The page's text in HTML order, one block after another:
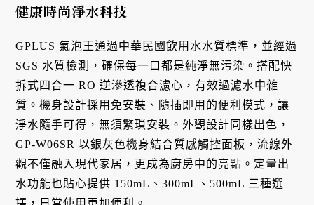
健康時尚淨水科技
GPLUS 氣泡王通過中華民國飲用水水質標準，並經過
SGS 水質檢測，確保每一口都是純淨無污染。搭配快
拆式四合一 RO 逆滲透複合濾心，有效過濾水中雜
質。機身設計採用免安裝、隨插即用的便利模式，讓
淨水隨手可得，無須繁瑣安裝。外觀設計同樣出色，
GP-W06SR 以銀灰色機身結合質感觸控面板，流線外
觀不僅融入現代家居，更成為廚房中的亮點。定量出
水功能也貼心提供 150mL、300mL、500mL 三種選